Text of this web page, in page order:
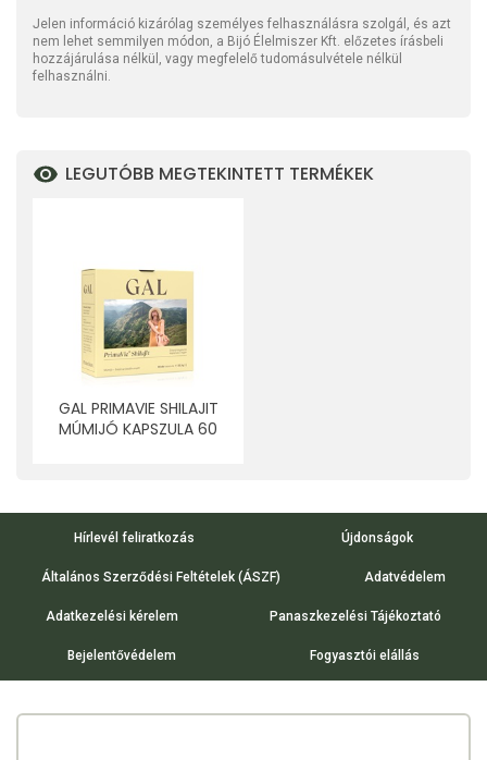
Jelen információ kizárólag személyes felhasználásra szolgál, és azt
nem lehet semmilyen módon, a Bijó Élelmiszer Kft. előzetes írásbeli
hozzájárulása nélkül, vagy megfelelő tudomásulvétele nélkül
felhasználni.
LEGUTÓBB MEGTEKINTETT TERMÉKEK
GAL PRIMAVIE SHILAJIT
MÚMIJÓ KAPSZULA 60
Hírlevél feliratkozás Újdonságok
Általános Szerződési Feltételek (ÁSZF) Adatvédelem
Adatkezelési kérelem Panaszkezelési Tájékoztató
Bejelentővédelem Fogyasztói elállás